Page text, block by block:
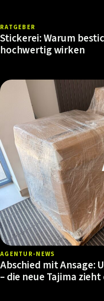
RATGEBER
Stickerei: Warum
hochwertig wirken
AGENTUR-NEWS
Abschied mit Ansage:
– die neue Tajima zieht